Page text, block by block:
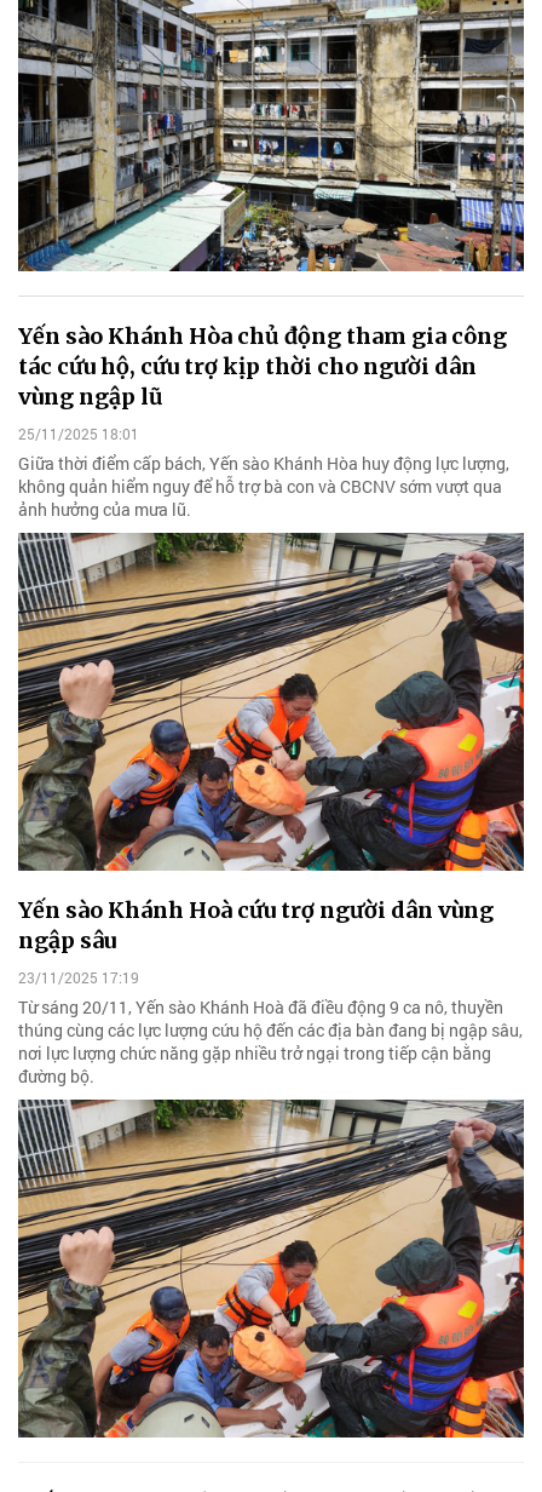
Yến sào Khánh Hòa chủ động tham gia công
tác cứu hộ, cứu trợ kịp thời cho người dân
vùng ngập lũ
25/11/2025 18:01
Giữa thời điểm cấp bách, Yến sào Khánh Hòa huy động lực lượng,
không quản hiểm nguy để hỗ trợ bà con và CBCNV sớm vượt qua
ảnh hưởng của mưa lũ.
Yến sào Khánh Hoà cứu trợ người dân vùng
ngập sâu
23/11/2025 17:19
Từ sáng 20/11, Yến sào Khánh Hoà đã điều động 9 ca nô, thuyền
thúng cùng các lực lượng cứu hộ đến các địa bàn đang bị ngập sâu,
nơi lực lượng chức năng gặp nhiều trở ngại trong tiếp cận bằng
đường bộ.